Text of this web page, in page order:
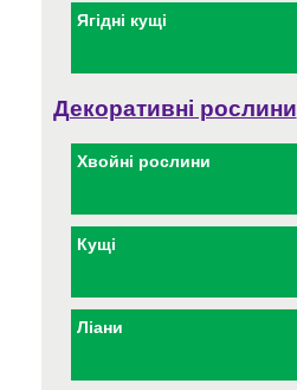
Ягідні кущі
Декоративні рослини
Хвойні рослини
Кущі
Ліани